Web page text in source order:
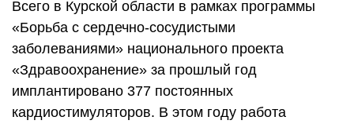
Всего в Курской области в рамках программы
«Борьба с сердечно-сосудистыми
заболеваниями» национального проекта
«Здравоохранение» за прошлый год
имплантировано 377 постоянных
кардиостимуляторов. В этом году работа